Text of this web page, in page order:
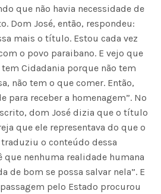
que não havia necessidade de
Dom José, então, respondeu:
mais o título. Estou cada vez
o povo paraibano. E vejo que
Cidadania porque não tem
não tem o que comer. Então,
para receber a homenagem”. No
dom José dizia que o título
que ele representava do que o
traduziu o conteúdo dessa
que nenhuma realidade humana
de bom se possa salvar nela”. E
pelo Estado procurou